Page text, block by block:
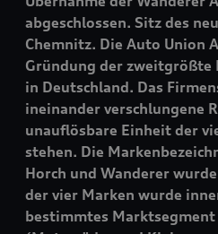
abgeschlossen. Sitz des
Chemnitz. Die Auto Union
Gründung der zweitgrößte
in Deutschland. Das
ineinander verschlungene
unauflösbare Einheit der
stehen. Die
Horch und Wanderer
der vier Marken wurde
bestimmtes